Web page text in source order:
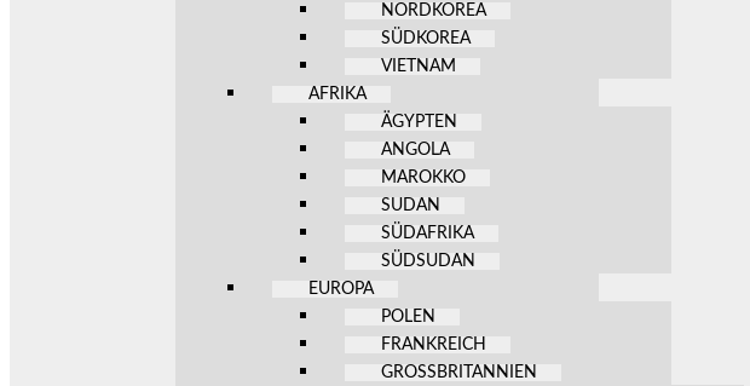
NORDKOREA
SÜDKOREA
VIETNAM
AFRIKA
ÄGYPTEN
ANGOLA
MAROKKO
SUDAN
SÜDAFRIKA
SÜDSUDAN
EUROPA
POLEN
FRANKREICH
GROSSBRITANNIEN